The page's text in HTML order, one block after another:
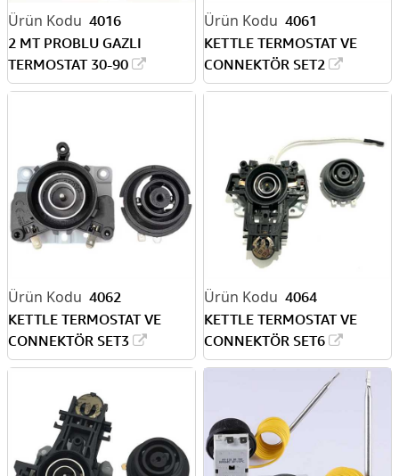
4016
2 MT PROBLU GAZLI
TERMOSTAT 30-90
4061
KETTLE TERMOSTAT VE
CONNEKTÖR SET2
4062
KETTLE TERMOSTAT VE
CONNEKTÖR SET3
4064
KETTLE TERMOSTAT VE
CONNEKTÖR SET6